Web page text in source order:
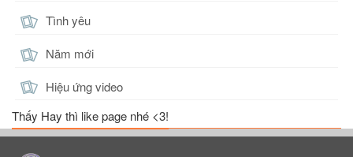
Tình yêu
Năm mới
Hiệu ứng video
Thấy Hay thì like page nhé <3!